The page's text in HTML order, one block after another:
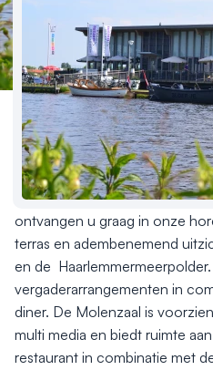
Rust en ruimte, midden in het
randstad, aan het water, maar
Schiphol en 1 minuut vanaf
ontvangen u graag in onze
terras en adembenemend
en de
vergaderarrangementen in
diner. De Molenzaal is
multi media en biedt ruimte
restaurant in combinatie met